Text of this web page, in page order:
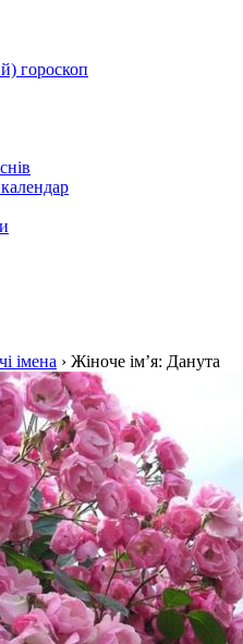
гороскоп
імена › Жіноче ім’я: Данута